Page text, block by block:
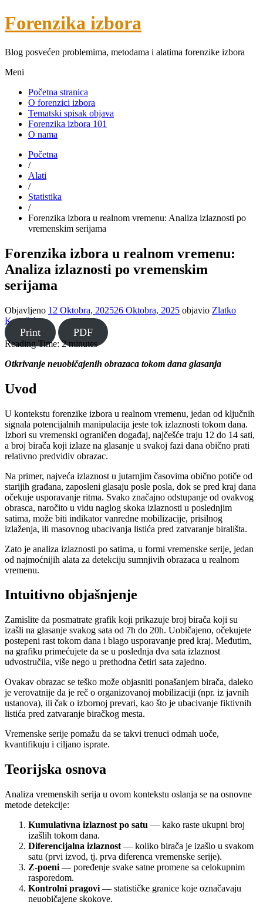
Forenzika izbora
Blog posvećen problemima, metodama i alatima forenzike izbora
Meni
Početna stranica
O forenzici izbora
Tematski spisak objava
Forenzika izbora 101
O nama
Početna
/
Alati
/
Statistika
/
Forenzika izbora u realnom vremenu: Analiza izlaznosti po
vremenskim serijama
Forenzika izbora u realnom vremenu:
Analiza izlaznosti po vremenskim
serijama
Objavljeno 12 Oktobra, 202526 Oktobra, 2025 objavio Zlatko
Kovačić
Print PDF
Reading Time:2 minutes
Otkrivanje neuobičajenih obrazaca tokom dana glasanja
Uvod
U kontekstu forenzike izbora u realnom vremenu, jedan od ključnih
signala potencijalnih manipulacija jeste tok izlaznosti tokom dana.
Izbori su vremenski ograničen događaj, najčešće traju 12 do 14 sati,
a broj birača koji izlaze na glasanje u svakoj fazi dana obično prati
relativno predvidiv obrazac.
Na primer, najveća izlaznost u jutarnjim časovima obično potiče od
starijih građana, zaposleni glasaju posle posla, dok se pred kraj dana
očekuje usporavanje ritma. Svako značajno odstupanje od ovakvog
obrasca, naročito u vidu naglog skoka izlaznosti u poslednjim
satima, može biti indikator vanredne mobilizacije, prisilnog
izlaženja, ili masovnog ubacivanja listića pred zatvaranje birališta.
Zato je analiza izlaznosti po satima, u formi vremenske serije, jedan
od najmoćnijih alata za detekciju sumnjivih obrazaca u realnom
vremenu.
Intuitivno objašnjenje
Zamislite da posmatrate grafik koji prikazuje broj birača koji su
izašli na glasanje svakog sata od 7h do 20h. Uobičajeno, očekujete
postepeni rast tokom dana i blago usporavanje pred kraj. Međutim,
na grafiku primećujete da se u poslednja dva sata izlaznost
udvostručila, više nego u prethodna četiri sata zajedno.
Ovakav obrazac se teško može objasniti ponašanjem birača, daleko
je verovatnije da je reč o organizovanoj mobilizaciji (npr. iz javnih
ustanova), ili čak o izbornoj prevari, kao što je ubacivanje fiktivnih
listića pred zatvaranje biračkog mesta.
Vremenske serije pomažu da se takvi trenuci odmah uoče,
kvantifikuju i ciljano isprate.
Teorijska osnova
Analiza vremenskih serija u ovom kontekstu oslanja se na osnovne
metode detekcije:
Kumulativna izlaznost po satu — kako raste ukupni broj
izašlih tokom dana.
Diferencijalna izlaznost — koliko birača je izašlo u svakom
satu (prvi izvod, tj. prva diferenca vremenske serije).
Z-poeni — poređenje svake satne promene sa celokupnim
rasporedom.
Kontrolni pragovi — statističke granice koje označavaju
neuobičajene skokove.